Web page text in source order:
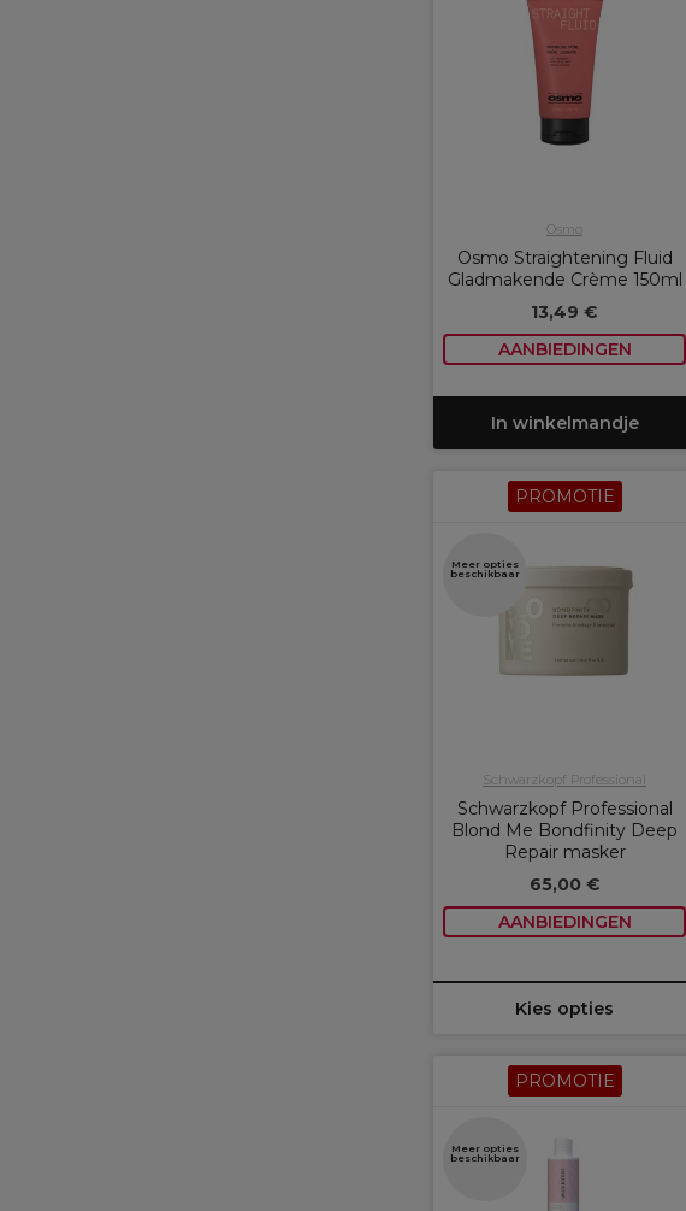
Osmo
Osmo Straightening Fluid
Gladmakende Crème 150ml
13,49 €
AANBIEDINGEN
In winkelmandje
PROMOTIE
Meer opties
beschikbaar
Schwarzkopf Professional
Schwarzkopf Professional
Blond Me Bondfinity Deep
Repair masker
65,00 €
AANBIEDINGEN
Kies opties
PROMOTIE
Meer opties
beschikbaar